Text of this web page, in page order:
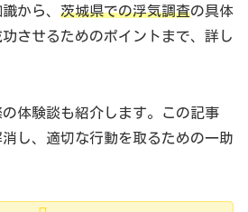
から、 茨城県での浮気調査の具体
させるためのポイントまで、詳し
体験談も紹介します。この記事
し、適切な行動を取るための一助